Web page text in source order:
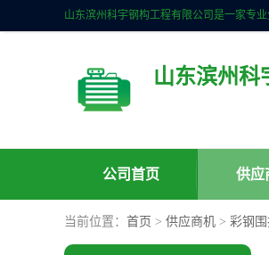
山东滨州科
公司首页 供应
当前位置： 首页 > 供应商机 > 彩钢围